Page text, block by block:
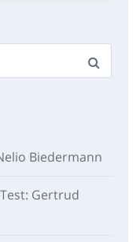
Biedermann
Gertrud